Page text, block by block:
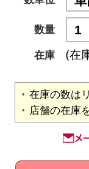
数量
在庫
(在
在庫の数は
店舗の在庫